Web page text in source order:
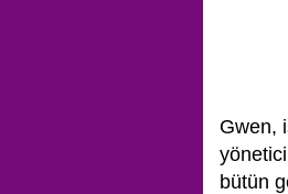
Gwen,
bütün